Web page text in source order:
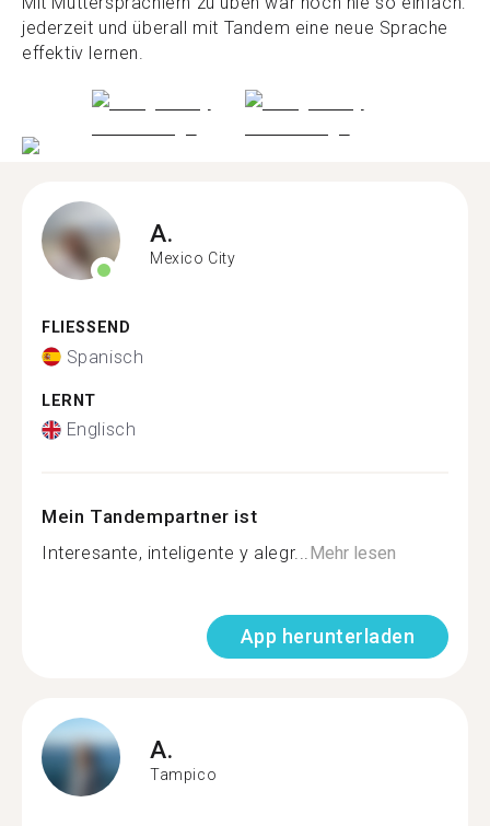
jederzeit und überall mit Tandem eine neue Sprache
effektiv lernen.
A.
Mexico City
FLIESSEND
Spanisch
LERNT
Englisch
Mein Tandempartner ist
Interesante, inteligente y alegr...Mehr lesen
App herunterladen
A.
Tampico